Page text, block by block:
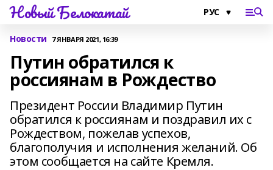
Новый Белокатай
Новости 7 ЯНВАРЯ 2021, 16:39
Путин обратился к
россиянам в Рождество
Президент России Владимир Путин
обратился к россиянам и поздравил их с
Рождеством, пожелав успехов,
благополучия и исполнения желаний. Об
этом сообщается на сайте Кремля.